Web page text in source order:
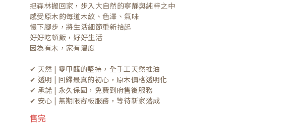
把森林搬回家，步入大自然的寧靜與純粹之中
感受原木的每道木紋、色澤、氣味
慢下腳步，將生活細節重新拾起
好好吃頓飯，好好生活
因為有木，家有溫度
✔ 天然 | 零甲醛的堅持，全手工天然推油
✔ 透明 | 回歸最真的初心，原木價格透明化
✔ 承諾 | 永久保固，免費到府售後服務
✔ 安心 | 無期限寄板服務，等待新家落成
售完